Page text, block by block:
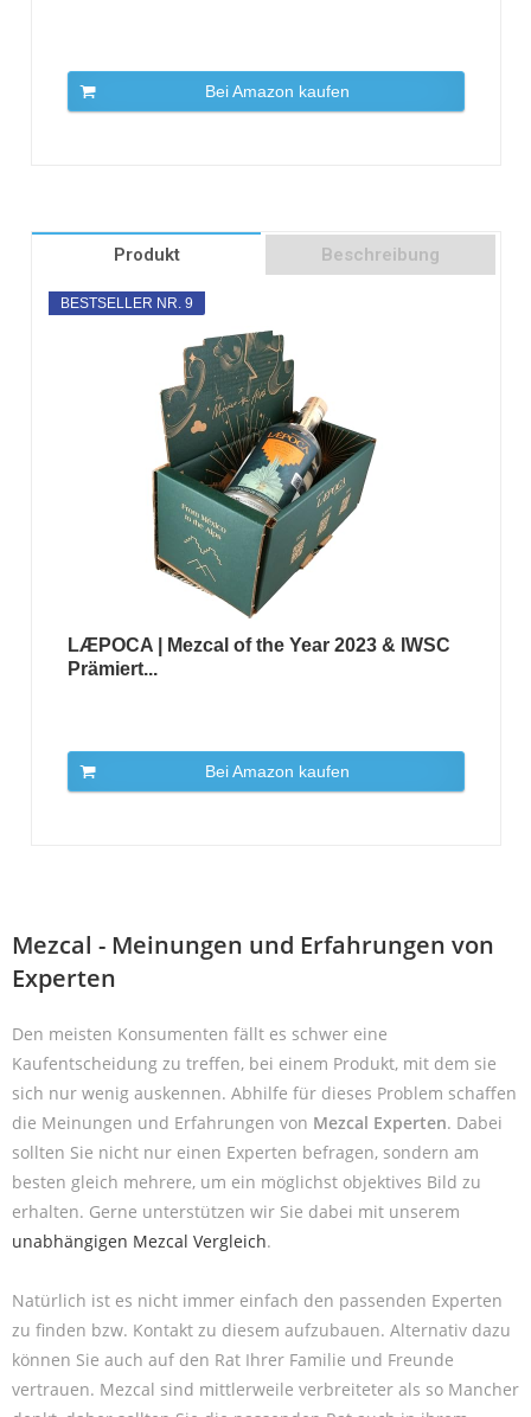
Bei Amazon kaufen
Produkt Beschreibung
BESTSELLER NR. 9
LÆPOCA | Mezcal of the Year 2023 & IWSC
Prämiert...
Bei Amazon kaufen
Mezcal - Meinungen und Erfahrungen von
Experten
Den meisten Konsumenten fällt es schwer eine
Kaufentscheidung zu treffen, bei einem Produkt, mit dem sie
sich nur wenig auskennen. Abhilfe für dieses Problem schaffen
die Meinungen und Erfahrungen von Mezcal Experten. Dabei
sollten Sie nicht nur einen Experten befragen, sondern am
besten gleich mehrere, um ein möglichst objektives Bild zu
erhalten. Gerne unterstützen wir Sie dabei mit unserem
unabhängigen Mezcal Vergleich.
Natürlich ist es nicht immer einfach den passenden Experten
zu finden bzw. Kontakt zu diesem aufzubauen. Alternativ dazu
können Sie auch auf den Rat Ihrer Familie und Freunde
vertrauen. Mezcal sind mittlerweile verbreiteter als so Mancher